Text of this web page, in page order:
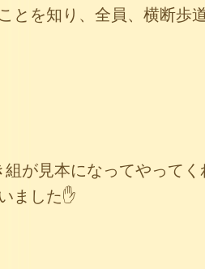
とを知り、全員、横断歩
組が見本になってやって
ました✋